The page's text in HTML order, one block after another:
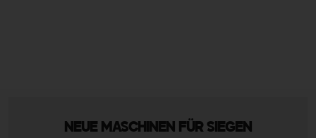
NEUE MASCHINEN FÜR SIEGEN